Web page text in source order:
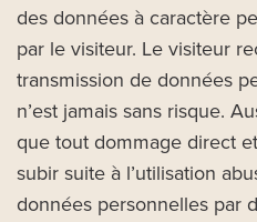
des données à caractère
par le visiteur. Le visiteur
transmission de données
n’est jamais sans risque.
que tout dommage direct
subir suite à l’utilisation
données personnelles par